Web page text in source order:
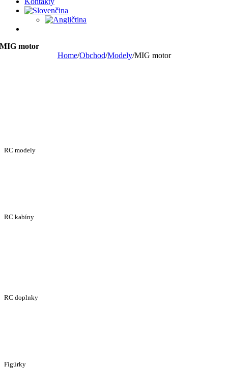
MIG motor
Home/Obchod/Modely/MIG motor
RC modely
RC kabíny
RC doplnky
Figúrky